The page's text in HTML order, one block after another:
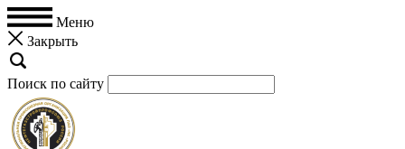
Меню
Закрыть
Поиск по сайту